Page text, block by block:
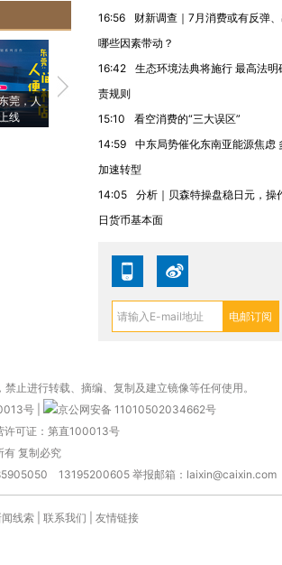
莞，人
线
【推广】走进第四届链博
会，让数智科技“链”接产
有意思的生活方
16:56
财新调查｜7月消费或有反弹
哪些因素带动？
16:42
生态环境法典将施行 最高法明
责规则
15:10
看空消费的“三大误区”
14:59
中东局势催化东南亚能源焦虑
加速转型
14:05
分析｜贝森特操盘稳日元，操
日货币基本面
止进行转载、摘编、复制及建立镜像等任何使用。
号
京公网安备 11010502034662号
许可证：第直100013号
复制必究
13195200605 举报邮箱：laixin@caixin.com
线索 联系我们 友情链接